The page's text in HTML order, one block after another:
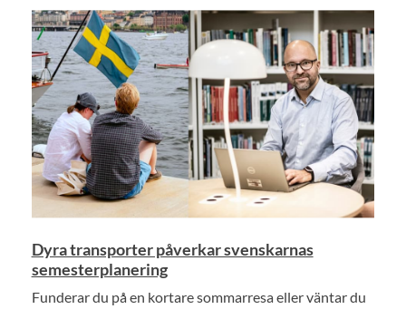
Dyra transporter påverkar svenskarnas
semesterplanering
Funderar du på en kortare sommarresa eller väntar du